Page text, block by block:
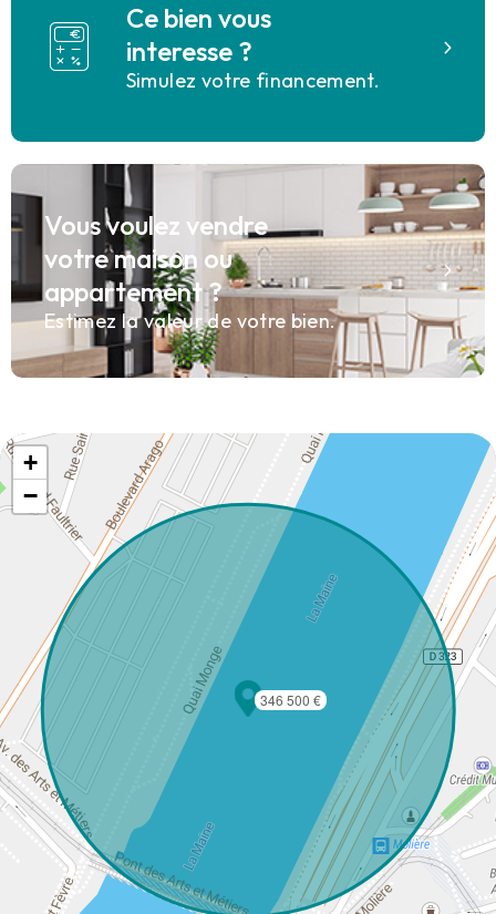
Ce bien vous
interesse ?
Simulez votre financement.
Vous voulez vendre
votre maison ou
appartement ?
Estimez la valeur de votre bien.
346 500 €
+
−